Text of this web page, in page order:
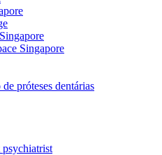
Singapore
próteses dentárias
psychiatrist